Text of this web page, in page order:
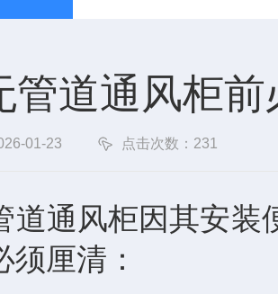
管道通风柜
01-23 点击次数：231
风柜因其安装便
厘清：